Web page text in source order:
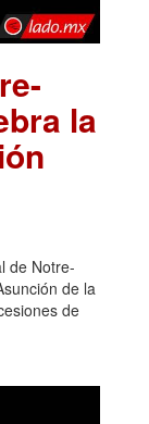
la
de Notre-
de la
de